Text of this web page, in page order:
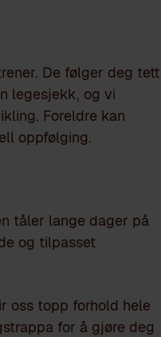
De følger deg tett
legesjekk, og vi
Foreldre kan
oppfølging.
tåler lange dager på
og tilpasset
oss topp forhold hele
for å gjøre deg